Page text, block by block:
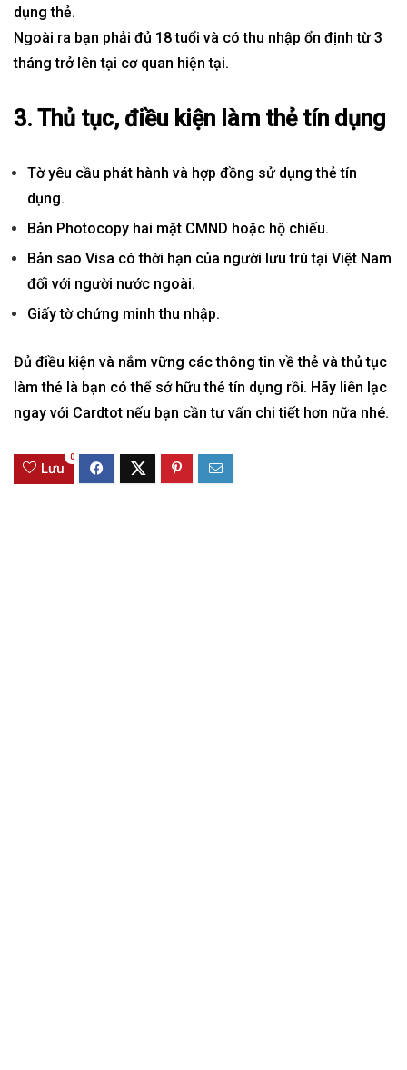
dụng thẻ.
Ngoài ra bạn phải đủ 18 tuổi và có thu nhập ổn định từ 3
tháng trở lên tại cơ quan hiện tại.
3. Thủ tục, điều kiện làm thẻ tín dụng
Tờ yêu cầu phát hành và hợp đồng sử dụng thẻ tín
dụng.
Bản Photocopy hai mặt CMND hoặc hộ chiếu.
Bản sao Visa có thời hạn của người lưu trú tại Việt Nam
đối với người nước ngoài.
Giấy tờ chứng minh thu nhập.
Đủ điều kiện và nắm vững các thông tin về thẻ và thủ tục
làm thẻ là bạn có thể sở hữu thẻ tín dụng rồi. Hãy liên lạc
ngay với Cardtot nếu bạn cần tư vấn chi tiết hơn nữa nhé.
Lưu
0